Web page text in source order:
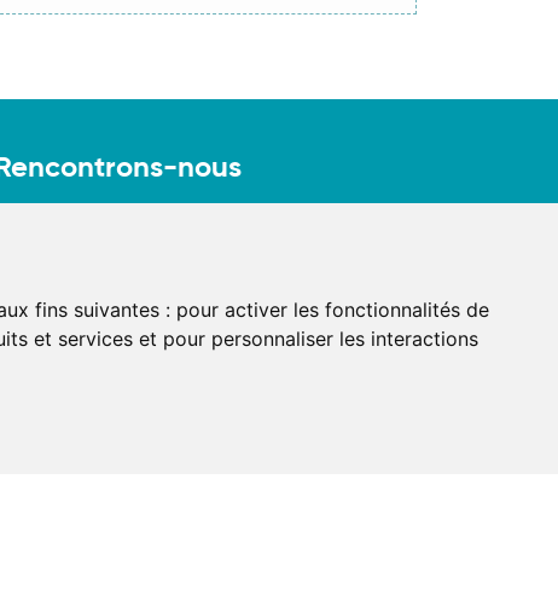
fins suivantes : pour activer les fonctionnalités de
et services et pour personnaliser les interactions
Rencontrons-nous
Mail :
contact@axel-avocats.com
Prendre RDV